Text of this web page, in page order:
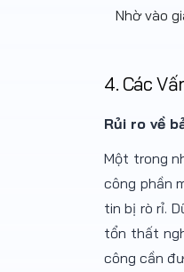
Nhờ vào
4. Các
Rủi ro về
Một trong
công phần
tin bị rò rỉ.
tổn thất
công cần